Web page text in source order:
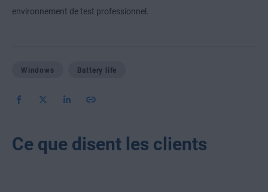
environnement de test professionnel.
Windows Battery life
Ce que disent les clients